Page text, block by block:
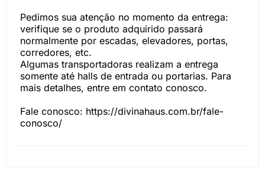
Pedimos sua atenção no momento da entrega:
verifique se o produto adquirido passará
normalmente por escadas, elevadores, portas,
corredores, etc.
Algumas transportadoras realizam a entrega
somente até halls de entrada ou portarias. Para
mais detalhes, entre em contato conosco.
Fale conosco: https://divinahaus.com.br/fale-
conosco/